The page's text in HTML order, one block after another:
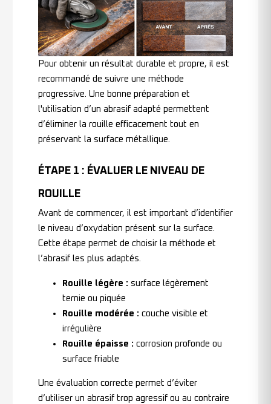
Pour obtenir un résultat durable et propre, il est
recommandé de suivre une méthode
progressive. Une bonne préparation et
l'utilisation d’un abrasif adapté permettent
d’éliminer la rouille efficacement tout en
préservant la surface métallique.
ÉTAPE 1 : ÉVALUER LE NIVEAU DE
ROUILLE
Avant de commencer, il est important d’identifier
le niveau d’oxydation présent sur la surface.
Cette étape permet de choisir la méthode et
l’abrasif les plus adaptés.
Rouille légère : surface légèrement
ternie ou piquée
Rouille modérée : couche visible et
irrégulière
Rouille épaisse : corrosion profonde ou
surface friable
Une évaluation correcte permet d’éviter
d’utiliser un abrasif trop agressif ou au contraire